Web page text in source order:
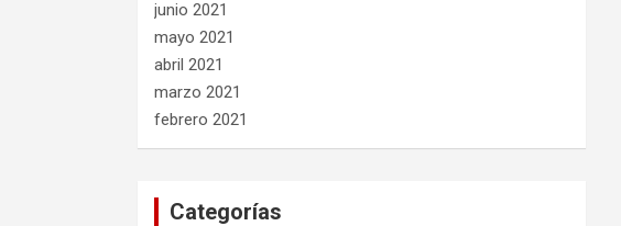
junio 2021
mayo 2021
abril 2021
marzo 2021
febrero 2021
Categorías